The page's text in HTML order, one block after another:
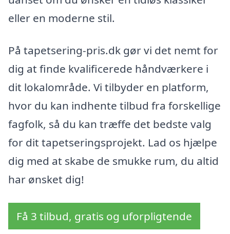
eller en moderne stil.
På tapetsering-pris.dk gør vi det nemt for
dig at finde kvalificerede håndværkere i
dit lokalområde. Vi tilbyder en platform,
hvor du kan indhente tilbud fra forskellige
fagfolk, så du kan træffe det bedste valg
for dit tapetseringsprojekt. Lad os hjælpe
dig med at skabe de smukke rum, du altid
har ønsket dig!
Få 3 tilbud, gratis og uforpligtende